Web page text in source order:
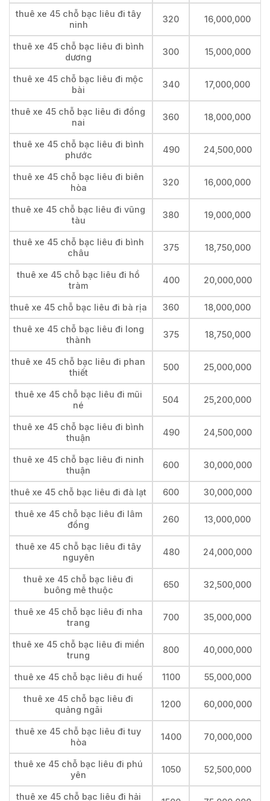
thuê xe 45 chỗ bạc liêu đi tây
ninh
320 16,000,000
thuê xe 45 chỗ bạc liêu đi bình
dương
300 15,000,000
thuê xe 45 chỗ bạc liêu đi mộc
bài
340 17,000,000
thuê xe 45 chỗ bạc liêu đi đồng
nai
360 18,000,000
thuê xe 45 chỗ bạc liêu đi bình
phước
490 24,500,000
thuê xe 45 chỗ bạc liêu đi biên
hòa
320 16,000,000
thuê xe 45 chỗ bạc liêu đi vũng
tàu
380 19,000,000
thuê xe 45 chỗ bạc liêu đi bình
châu
375 18,750,000
thuê xe 45 chỗ bạc liêu đi hồ
tràm
400 20,000,000
thuê xe 45 chỗ bạc liêu đi bà rịa 360 18,000,000
thuê xe 45 chỗ bạc liêu đi long
thành
375 18,750,000
thuê xe 45 chỗ bạc liêu đi phan
thiết
500 25,000,000
thuê xe 45 chỗ bạc liêu đi mũi
né
504 25,200,000
thuê xe 45 chỗ bạc liêu đi bình
thuận
490 24,500,000
thuê xe 45 chỗ bạc liêu đi ninh
thuận
600 30,000,000
thuê xe 45 chỗ bạc liêu đi đà lạt 600 30,000,000
thuê xe 45 chỗ bạc liêu đi lâm
đồng
260 13,000,000
thuê xe 45 chỗ bạc liêu đi tây
nguyên
480 24,000,000
thuê xe 45 chỗ bạc liêu đi
buông mê thuộc
650 32,500,000
thuê xe 45 chỗ bạc liêu đi nha
trang
700 35,000,000
thuê xe 45 chỗ bạc liêu đi miền
trung
800 40,000,000
thuê xe 45 chỗ bạc liêu đi huế 1100 55,000,000
thuê xe 45 chỗ bạc liêu đi
quảng ngãi
1200 60,000,000
thuê xe 45 chỗ bạc liêu đi tuy
hòa
1400 70,000,000
thuê xe 45 chỗ bạc liêu đi phú
yên
1050 52,500,000
thuê xe 45 chỗ bạc liêu đi hải